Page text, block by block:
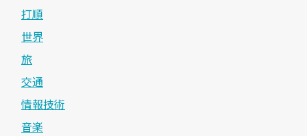
打順
世界
旅
交通
情報技術
音楽